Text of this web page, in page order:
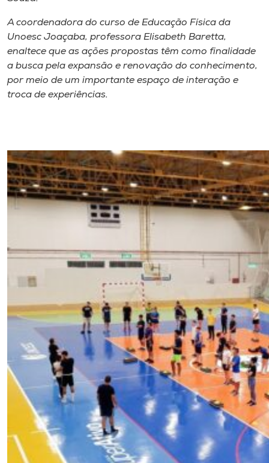
A coordenadora do curso de Educação Física da
Unoesc Joaçaba, professora Elisabeth Baretta,
enaltece que as ações propostas têm como finalidade
a busca pela expansão e renovação do conhecimento,
por meio de um importante espaço de interação e
troca de experiências.